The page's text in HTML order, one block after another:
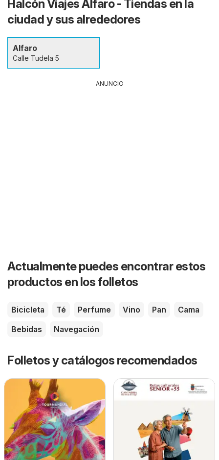
Halcón Viajes Alfaro - Tiendas en la
ciudad y sus alrededores
Alfaro
Calle Tudela 5
ANUNCIO
Actualmente puedes encontrar estos
productos en los folletos
Bicicleta Té Perfume Vino Pan
Cama
Bebidas
Navegación
Folletos y catálogos recomendados